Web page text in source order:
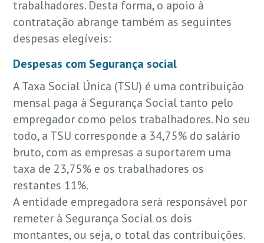
trabalhadores. Desta forma, o apoio à
contratação abrange também as seguintes
despesas elegíveis:
Despesas com Segurança social
A Taxa Social Única (TSU) é uma contribuição
mensal paga à Segurança Social tanto pelo
empregador como pelos trabalhadores. No seu
todo, a TSU corresponde a 34,75% do salário
bruto, com as empresas a suportarem uma
taxa de 23,75% e os trabalhadores os
restantes 11%.
A entidade empregadora será responsável por
remeter à Segurança Social os dois
montantes, ou seja, o total das contribuições.